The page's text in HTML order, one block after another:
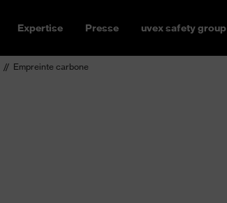
Expertise Presse uvex safety group
Empreinte carbone